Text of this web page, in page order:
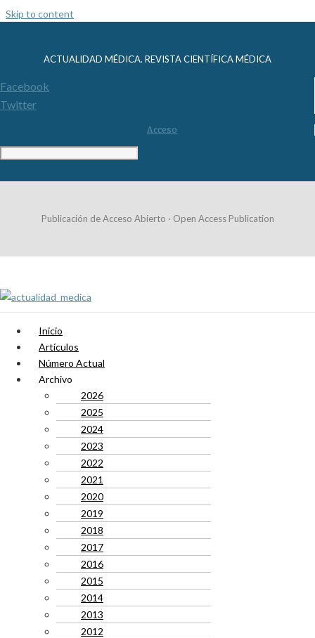
Skip to content
ACTUALIDAD MÉDICA. REVISTA CIENTÍFICA MÉDICA
Facebook
Twitter
Acceso
Publicación de Acceso Abierto · Open Access Publication
Inicio
Artículos
Número Actual
Archivo
2026
2025
2024
2023
2022
2021
2020
2019
2018
2017
2016
2015
2014
2013
2012